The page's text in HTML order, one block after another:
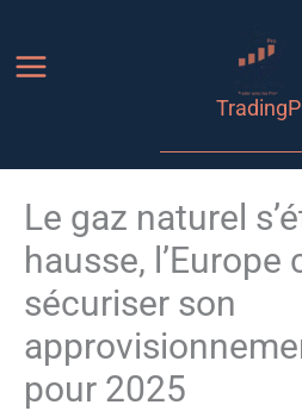
contenu
Le gaz naturel
hausse,
sécuriser son
pour 2025